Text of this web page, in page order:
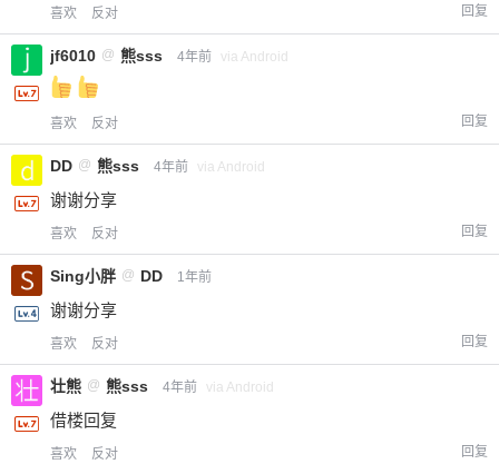
喜欢 反对 回复
jf6010 @ 熊sss 4年前 via Android
喜欢 反对 回复
DD @ 熊sss 4年前 via Android
谢谢分享
喜欢 反对 回复
Sing小胖 @ DD 1年前
谢谢分享
喜欢 反对 回复
壮熊 @ 熊sss 4年前 via Android
借楼回复
喜欢 反对 回复